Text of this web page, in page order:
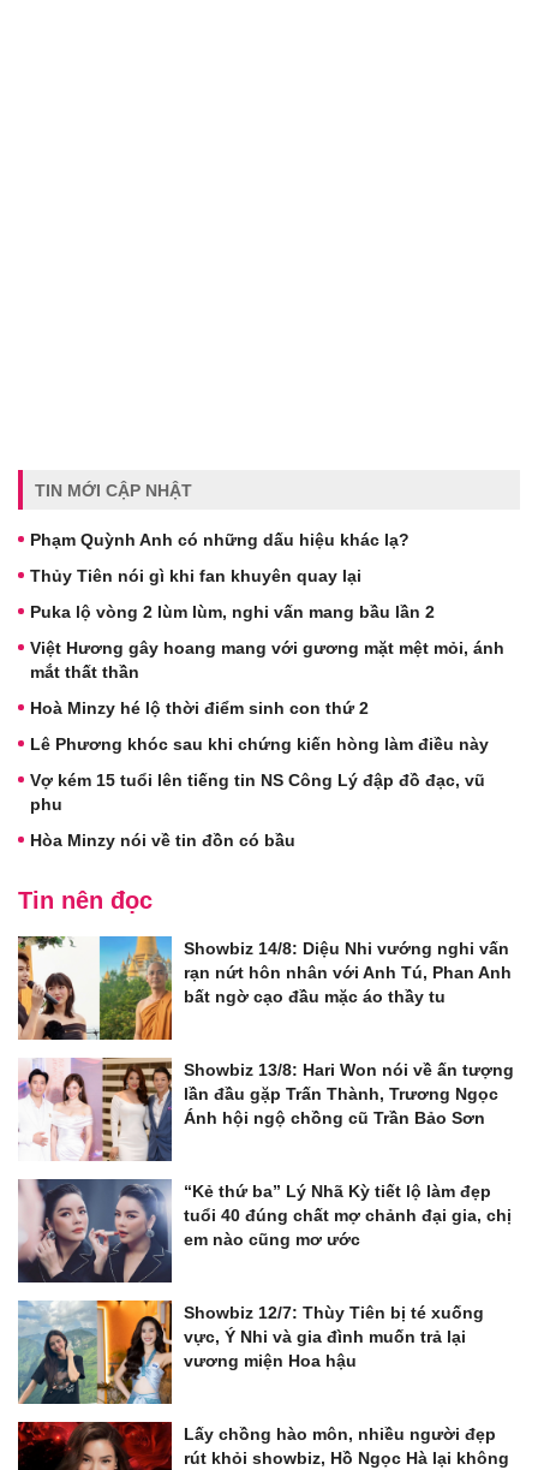
TIN MỚI CẬP NHẬT
Phạm Quỳnh Anh có những dấu hiệu khác lạ?
Thủy Tiên nói gì khi fan khuyên quay lại
Puka lộ vòng 2 lùm lùm, nghi vấn mang bầu lần 2
Việt Hương gây hoang mang với gương mặt mệt mỏi, ánh
mắt thất thần
Hoà Minzy hé lộ thời điểm sinh con thứ 2
Lê Phương khóc sau khi chứng kiến hòng làm điều này
Vợ kém 15 tuổi lên tiếng tin NS Công Lý đập đồ đạc, vũ
phu
Hòa Minzy nói về tin đồn có bầu
Tin nên đọc
Showbiz 14/8: Diệu Nhi vướng nghi vấn
rạn nứt hôn nhân với Anh Tú, Phan Anh
bất ngờ cạo đầu mặc áo thầy tu
Showbiz 13/8: Hari Won nói về ấn tượng
lần đầu gặp Trấn Thành, Trương Ngọc
Ánh hội ngộ chồng cũ Trần Bảo Sơn
“Kẻ thứ ba” Lý Nhã Kỳ tiết lộ làm đẹp
tuổi 40 đúng chất mợ chảnh đại gia, chị
em nào cũng mơ ước
Showbiz 12/7: Thùy Tiên bị té xuống
vực, Ý Nhi và gia đình muốn trả lại
vương miện Hoa hậu
Lấy chồng hào môn, nhiều người đẹp
rút khỏi showbiz, Hồ Ngọc Hà lại không